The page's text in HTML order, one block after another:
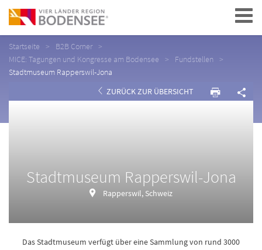
Navigation
Startseite
B2B Corner
MICE: Tagungen und Kongresse am Bodensee
Fundstellen
Stadtmuseum Rapperswil-Jona
ZURÜCK ZUR ÜBERSICHT
Stadtmuseum Rapperswil-Jona
Rapperswil, Schweiz
Das Stadtmuseum verfügt über eine Sammlung von rund 3000